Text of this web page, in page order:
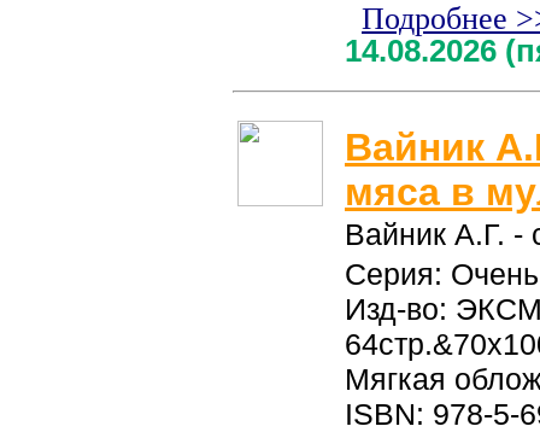
Подробнее
14.08.2026
Вайник
мяса в
Вайник А.Г. -
Серия:
Изд-во:
Мягкая
ISBN: 978-5-